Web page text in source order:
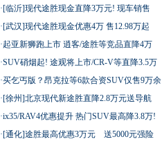
·[临沂]现代途胜现金直降3万元! 现车销售
·[武汉]现代途胜现金优惠4万 售12.98万起
·起亚新狮跑上市 逍客/途胜等竞品直降4万
·SUV硝烟起! 途观将上市/CR-V等直降3.5万
·买乞丐版？昂克拉等6款合资SUV仅售9万余
·[徐州]北京现代新途胜直降2.8万元送导航
·ix35/RAV4优惠提升 热门SUV最高降3.8万!
·[通化]途胜最高优惠3万元 送5000元强险